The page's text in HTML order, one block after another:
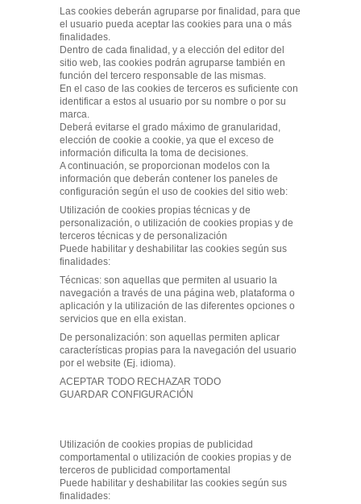
Las cookies deberán agruparse por finalidad, para que
el usuario pueda aceptar las cookies para una o más
finalidades.
Dentro de cada finalidad, y a elección del editor del
sitio web, las cookies podrán agruparse también en
función del tercero responsable de las mismas.
En el caso de las cookies de terceros es suficiente con
identificar a estos al usuario por su nombre o por su
marca.
Deberá evitarse el grado máximo de granularidad,
elección de cookie a cookie, ya que el exceso de
información dificulta la toma de decisiones.
A continuación, se proporcionan modelos con la
información que deberán contener los paneles de
configuración según el uso de cookies del sitio web:
Utilización de cookies propias técnicas y de
personalización, o utilización de cookies propias y de
terceros técnicas y de personalización
Puede habilitar y deshabilitar las cookies según sus
finalidades:
Técnicas: son aquellas que permiten al usuario la
navegación a través de una página web, plataforma o
aplicación y la utilización de las diferentes opciones o
servicios que en ella existan.
De personalización: son aquellas permiten aplicar
características propias para la navegación del usuario
por el website (Ej. idioma).
ACEPTAR TODO RECHAZAR TODO
GUARDAR CONFIGURACIÓN
Utilización de cookies propias de publicidad
comportamental o utilización de cookies propias y de
terceros de publicidad comportamental
Puede habilitar y deshabilitar las cookies según sus
finalidades: